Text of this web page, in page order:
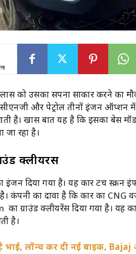
को उसका सपना साकार करने का
और पेट्रोल तीनों इंजन ऑप्शन
है। खास बात यह है कि इसका बेस
रहा है।
क्लीयरेंस
दिया गया है। यह कार टच स्क्रीन
कंपनी का दावा है कि कार का CNG
ग्राउंड क्लीयरेंस दिया गया है। यह
है।
भाई,लॉन्च कर दी नई बाइक, Bajaj